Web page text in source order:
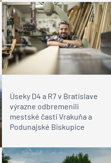
Úseky D4 a R7 v Bratislave
výrazne odbremenili
mestské časti Vrakuňa a
Podunajské Biskupice